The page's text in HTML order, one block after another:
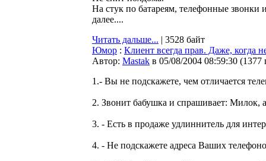
На стук по батареям, телефонные
далее....
Читать дальше... | 3528 байт
Юмор : Клиент всегда прав. Даже, когда
Автор: Мastak в 05/08/2004 08:59:30 (1377
1.- Вы не подскажете, чем отличается
2. Звонит бабушка и спрашивает: Милок,
3. - Есть в продаже удлиннитель для
4. - Не подскажете адреса Ваших